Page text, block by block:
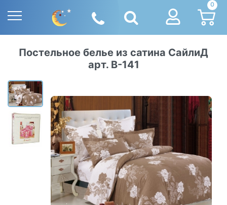
0
Постельное белье из сатина СайлиД
арт. В-141